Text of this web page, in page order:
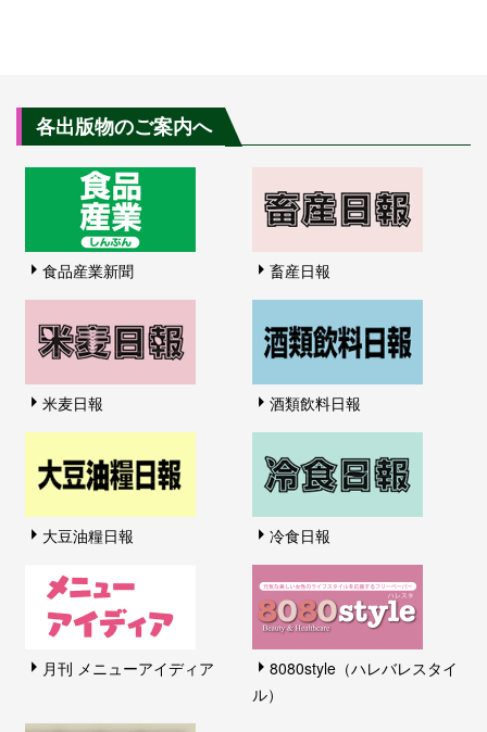
各出版物のご案内へ
食品産業新聞 畜産日報
米麦日報 酒類飲料日報
大豆油糧日報 冷食日報
月刊 メニューアイディア
8080style（ハレバレスタイ
ル）